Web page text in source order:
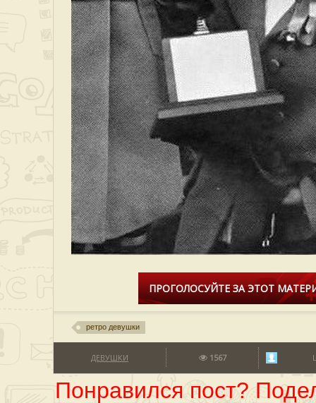
ПРОГОЛОСУЙТЕ ЗА ЭТОТ
ретро девушки
ДЕВУШКИ 1567
Понравился пост?